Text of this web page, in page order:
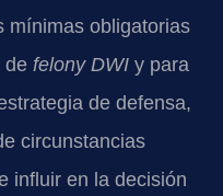
mínimas obligatorias
de felony DWI y para
de defensa,
circunstancias
influir en la decisión